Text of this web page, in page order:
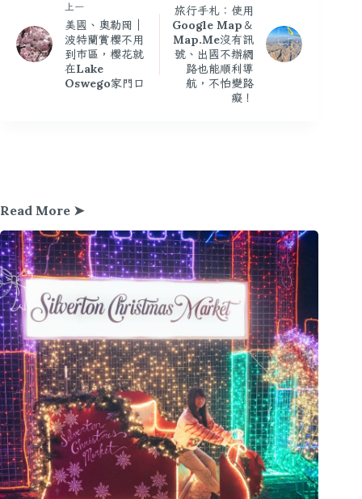
上一
美國、奧勒岡｜
波特蘭賞櫻不用
到市區，櫻花就
在Lake
Oswego家門口
旅行手札：使用
Google Map＆
Map.Me沒有訊
號、出國不辦網
路也能順利導
航，不怕變路
癡！
Read More ➤